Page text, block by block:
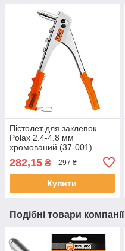
Пістолет для заклепок
Polax 2.4-4.8 мм
хромований (37-001)
282,15 ₴ 297 ₴
Купити
Подібні товари компанії